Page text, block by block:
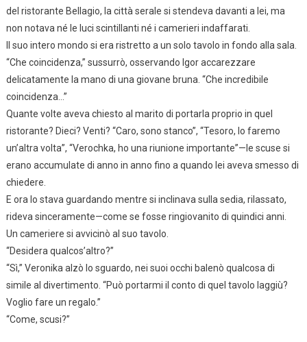
del ristorante Bellagio, la città serale si stendeva davanti a lei, ma
non notava né le luci scintillanti né i camerieri indaffarati.
Il suo intero mondo si era ristretto a un solo tavolo in fondo alla sala.
“Che coincidenza,” sussurrò, osservando Igor accarezzare
delicatamente la mano di una giovane bruna. “Che incredibile
coincidenza…”
Quante volte aveva chiesto al marito di portarla proprio in quel
ristorante? Dieci? Venti? “Caro, sono stanco”, “Tesoro, lo faremo
un’altra volta”, “Verochka, ho una riunione importante”—le scuse si
erano accumulate di anno in anno fino a quando lei aveva smesso di
chiedere.
E ora lo stava guardando mentre si inclinava sulla sedia, rilassato,
rideva sinceramente—come se fosse ringiovanito di quindici anni.
Un cameriere si avvicinò al suo tavolo.
“Desidera qualcos’altro?”
“Sì,” Veronika alzò lo sguardo, nei suoi occhi balenò qualcosa di
simile al divertimento. “Può portarmi il conto di quel tavolo laggiù?
Voglio fare un regalo.”
“Come, scusi?”